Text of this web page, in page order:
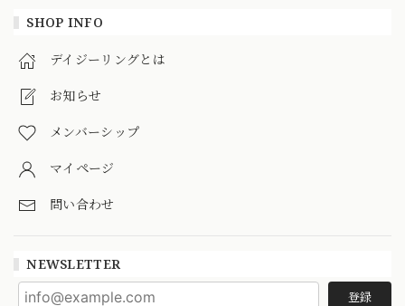
SHOP INFO
デイジーリングとは
お知らせ
メンバーシップ
マイページ
問い合わせ
NEWSLETTER
登録